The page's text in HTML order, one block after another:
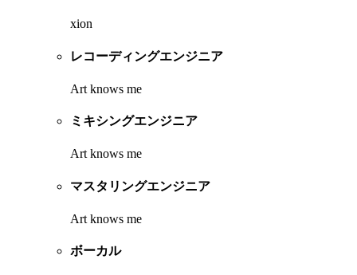
xion
レコーディングエンジニア
Art knows me
ミキシングエンジニア
Art knows me
マスタリングエンジニア
Art knows me
ボーカル